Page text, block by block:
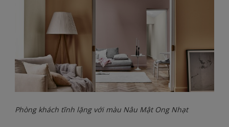
Phòng khách tĩnh lặng với màu Nâu Mật Ong Nhạt